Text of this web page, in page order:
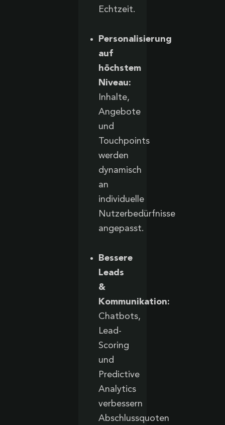
Echtzeit.
Personalisierung
auf
höchstem
Niveau:
Inhalte,
Angebote
und
Touchpoints
werden
dynamisch
an
individuelle
Nutzerbedürfnisse
angepasst.
Bessere
Leads
&
Kommunikation:
Chatbots,
Lead-
Scoring
und
Predictive
Analytics
verbessern
Abschlussquoten